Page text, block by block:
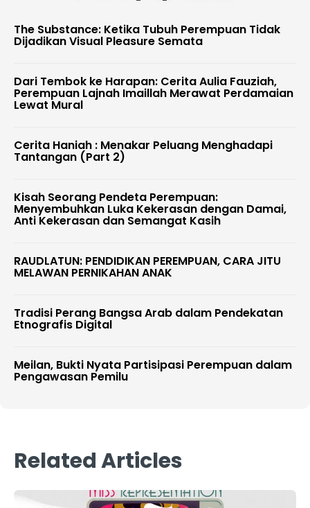
The Substance: Ketika Tubuh Perempuan Tidak
Dijadikan Visual Pleasure Semata
Dari Tembok ke Harapan: Cerita Aulia Fauziah,
Perempuan Lajnah Imaillah Merawat Perdamaian
Lewat Mural
Cerita Haniah : Menakar Peluang Menghadapi
Tantangan (Part 2)
Kisah Seorang Pendeta Perempuan:
Menyembuhkan Luka Kekerasan dengan Damai,
Anti Kekerasan dan Semangat Kasih
RAUDLATUN: PENDIDIKAN PEREMPUAN, CARA JITU
MELAWAN PERNIKAHAN ANAK
Tradisi Perang Bangsa Arab dalam Pendekatan
Etnografis Digital
Meilan, Bukti Nyata Partisipasi Perempuan dalam
Pengawasan Pemilu
Related Articles